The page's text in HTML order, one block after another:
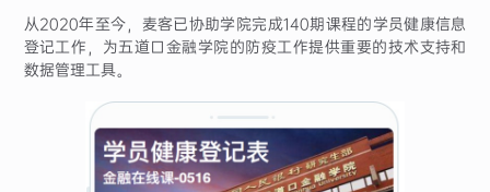
从2020年至今，麦客已协助学院完成140期课程的学员健康信息
登记工作，为五道口金融学院的防疫工作提供重要的技术支持和
数据管理工具。